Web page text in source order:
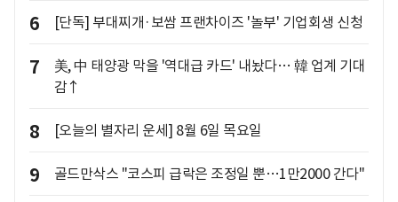
6 [단독] 부대찌개·보쌈 프랜차이즈 '놀부' 기업회생 신청
7
美, 中 태양광 막을 '역대급 카드' 내놨다… 韓 업계 기대
감↑
8 [오늘의 별자리 운세] 8월 6일 목요일
9 골드만삭스 "코스피 급락은 조정일 뿐…1만2000 간다"